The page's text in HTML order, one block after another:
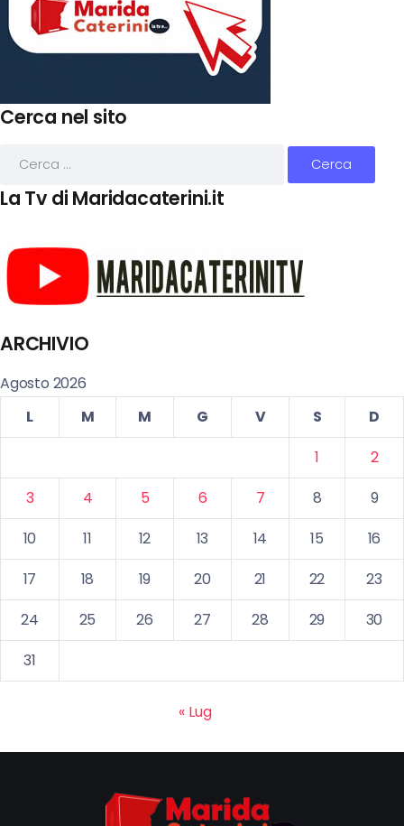
Cerca nel sito
La Tv di Maridacaterini.it
ARCHIVIO
Agosto 2026
L
M M G V S
D
1
2
3
4 5 6 7 8
9
10
11 12 13 14 15
16
17
18 19 20 21 22
23
24
25 26 27 28 29
30
31
« Lug